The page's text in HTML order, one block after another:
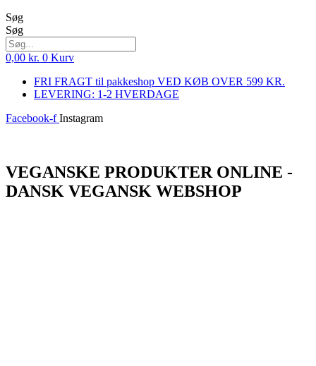
Søg
Søg
0,00 kr. 0 Kurv
FRI FRAGT til pakkeshop VED KØB OVER 599 KR.
LEVERING: 1-2 HVERDAGE
Facebook-f Instagram
VEGANSKE PRODUKTER ONLINE -
DANSK VEGANSK WEBSHOP